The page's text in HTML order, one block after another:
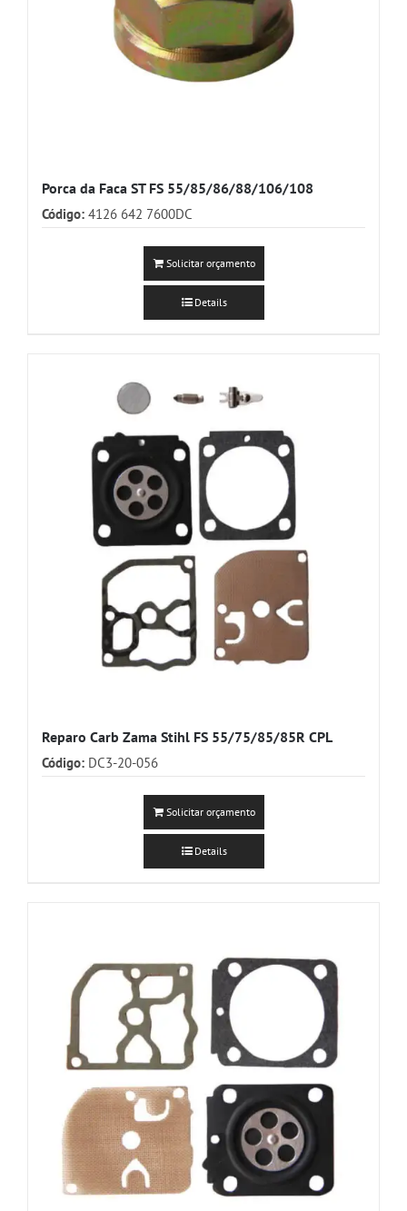
Porca da Faca ST FS 55/85/86/88/106/108
Código: 4126 642 7600DC
Solicitar orçamento
Details
Reparo Carb Zama Stihl FS 55/75/85/85R CPL
Código: DC3-20-056
Solicitar orçamento
Details